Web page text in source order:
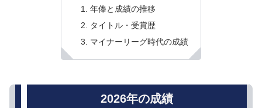
年俸と成績の推移
タイトル・受賞歴
マイナーリーグ時代の成績
2026年の成績